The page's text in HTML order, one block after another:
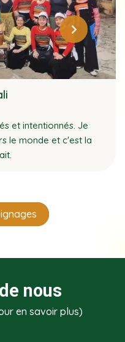
et intentionnés. Je
le monde et c'est la
nous
en savoir plus)